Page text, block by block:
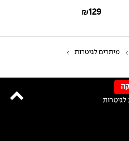
₪129
מיתרים לגיטרות
לגיטרות